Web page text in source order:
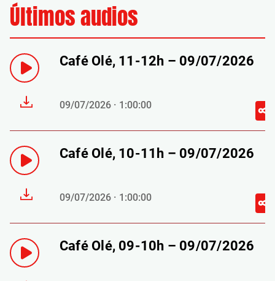
Últimos audios
Café Olé, 11-12h – 09/07/2026
09/07/2026 · 1:00:00
Café Olé, 10-11h – 09/07/2026
09/07/2026 · 1:00:00
Café Olé, 09-10h – 09/07/2026